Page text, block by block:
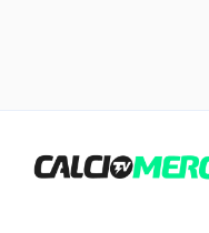
contenuto